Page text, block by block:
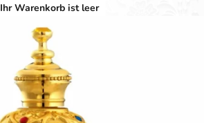
Ihr Warenkorb ist leer